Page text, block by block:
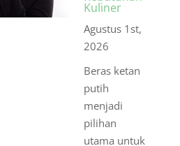
Kuliner
Agustus 1st,
2026
Beras ketan
putih
menjadi
pilihan
utama untuk